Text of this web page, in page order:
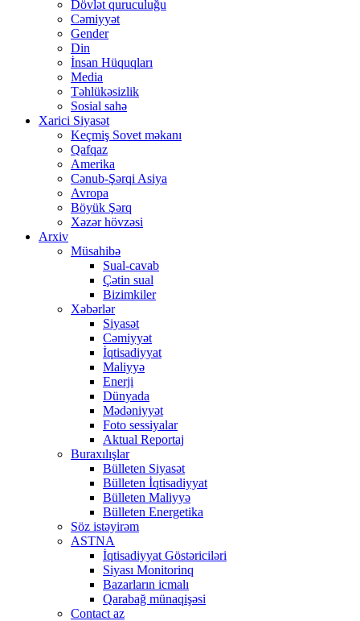
Dövlət quruculuğu
Cəmiyyət
Gender
Din
İnsan Hüquqları
Media
Təhlükəsizlik
Sosial sahə
Xarici Siyasət
Keçmiş Sovet məkanı
Qafqaz
Amerika
Cənub-Şərqi Asiya
Avropa
Böyük Şərq
Xəzər hövzəsi
Arxiv
Müsahibə
Sual-cavab
Çətin sual
Bizimkiler
Xəbərlər
Siyasət
Cəmiyyət
İqtisadiyyat
Maliyyə
Enerji
Dünyada
Mədəniyyət
Foto sessiyalar
Aktual Reportaj
Buraxılışlar
Bülleten Siyasət
Bülleten İqtisadiyyat
Bülleten Maliyyə
Bülleten Energetika
Söz istəyirəm
ASTNA
İqtisadiyyat Göstəriciləri
Siyası Monitorinq
Bazarların icmalı
Qarabağ münaqişəsi
Contact az